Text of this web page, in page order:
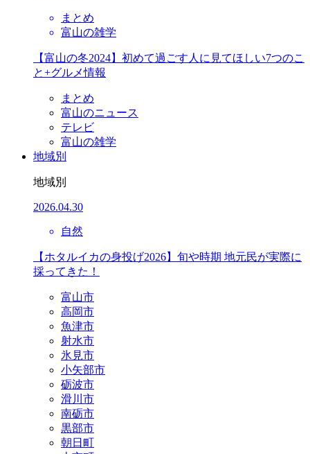
まとめ
富山の雑学
【富山の冬2024】初めて過ごす人に見てほしい7つのこ
と+グルメ情報
まとめ
富山のニュース
テレビ
富山の雑学
地域別
地域別
2026.04.30
自然
【ホタルイカの身投げ2026】旬や時期 地元民が実際に
採ってきた！
富山市
高岡市
魚津市
射水市
氷見市
小矢部市
砺波市
滑川市
南砺市
黒部市
朝日町